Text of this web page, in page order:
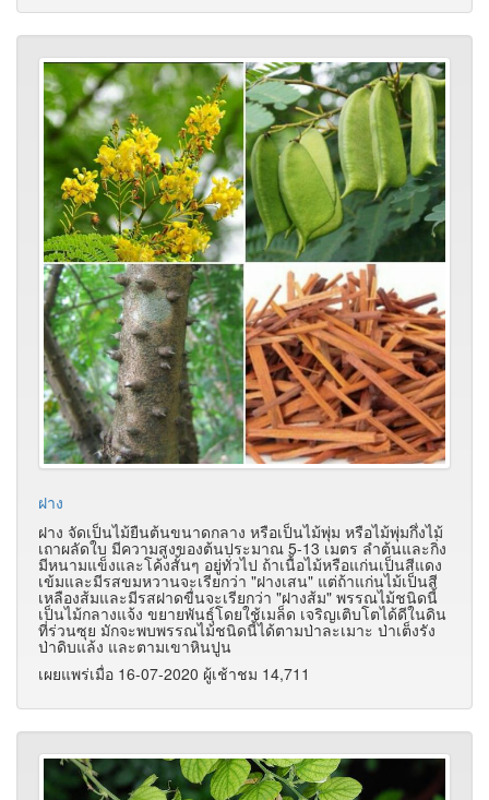
ฝาง
ฝาง จัดเป็นไม้ยืนต้นขนาดกลาง หรือเป็นไม้พุ่ม หรือไม้พุ่มกึ่งไม้
เถาผลัดใบ มีความสูงของต้นประมาณ 5-13 เมตร ลำต้นและกิ่ง
มีหนามแข็งและโค้งสั้นๆ อยู่ทั่วไป ถ้าเนื้อไม้หรือแก่นเป็นสีแดง
เข้มและมีรสขมหวานจะเรียกว่า "ฝางเสน" แต่ถ้าแก่นไม้เป็นสี
เหลืองส้มและมีรสฝาดขื่นจะเรียกว่า "ฝางส้ม" พรรณไม้ชนิดนี้
เป็นไม้กลางแจ้ง ขยายพันธุ์โดยใช้เมล็ด เจริญเติบโตได้ดีในดิน
ที่ร่วนซุย มักจะพบพรรณไม้ชนิดนี้ได้ตามป่าละเมาะ ป่าเต็งรัง
ป่าดิบแล้ง และตามเขาหินปูน
เผยแพร่เมื่อ 16-07-2020 ผู้เช้าชม 14,711